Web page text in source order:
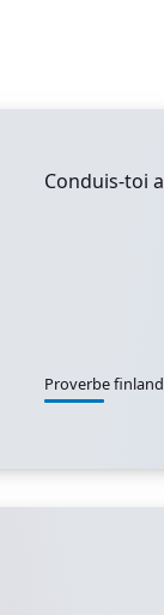
Conduis-toi
Proverbe